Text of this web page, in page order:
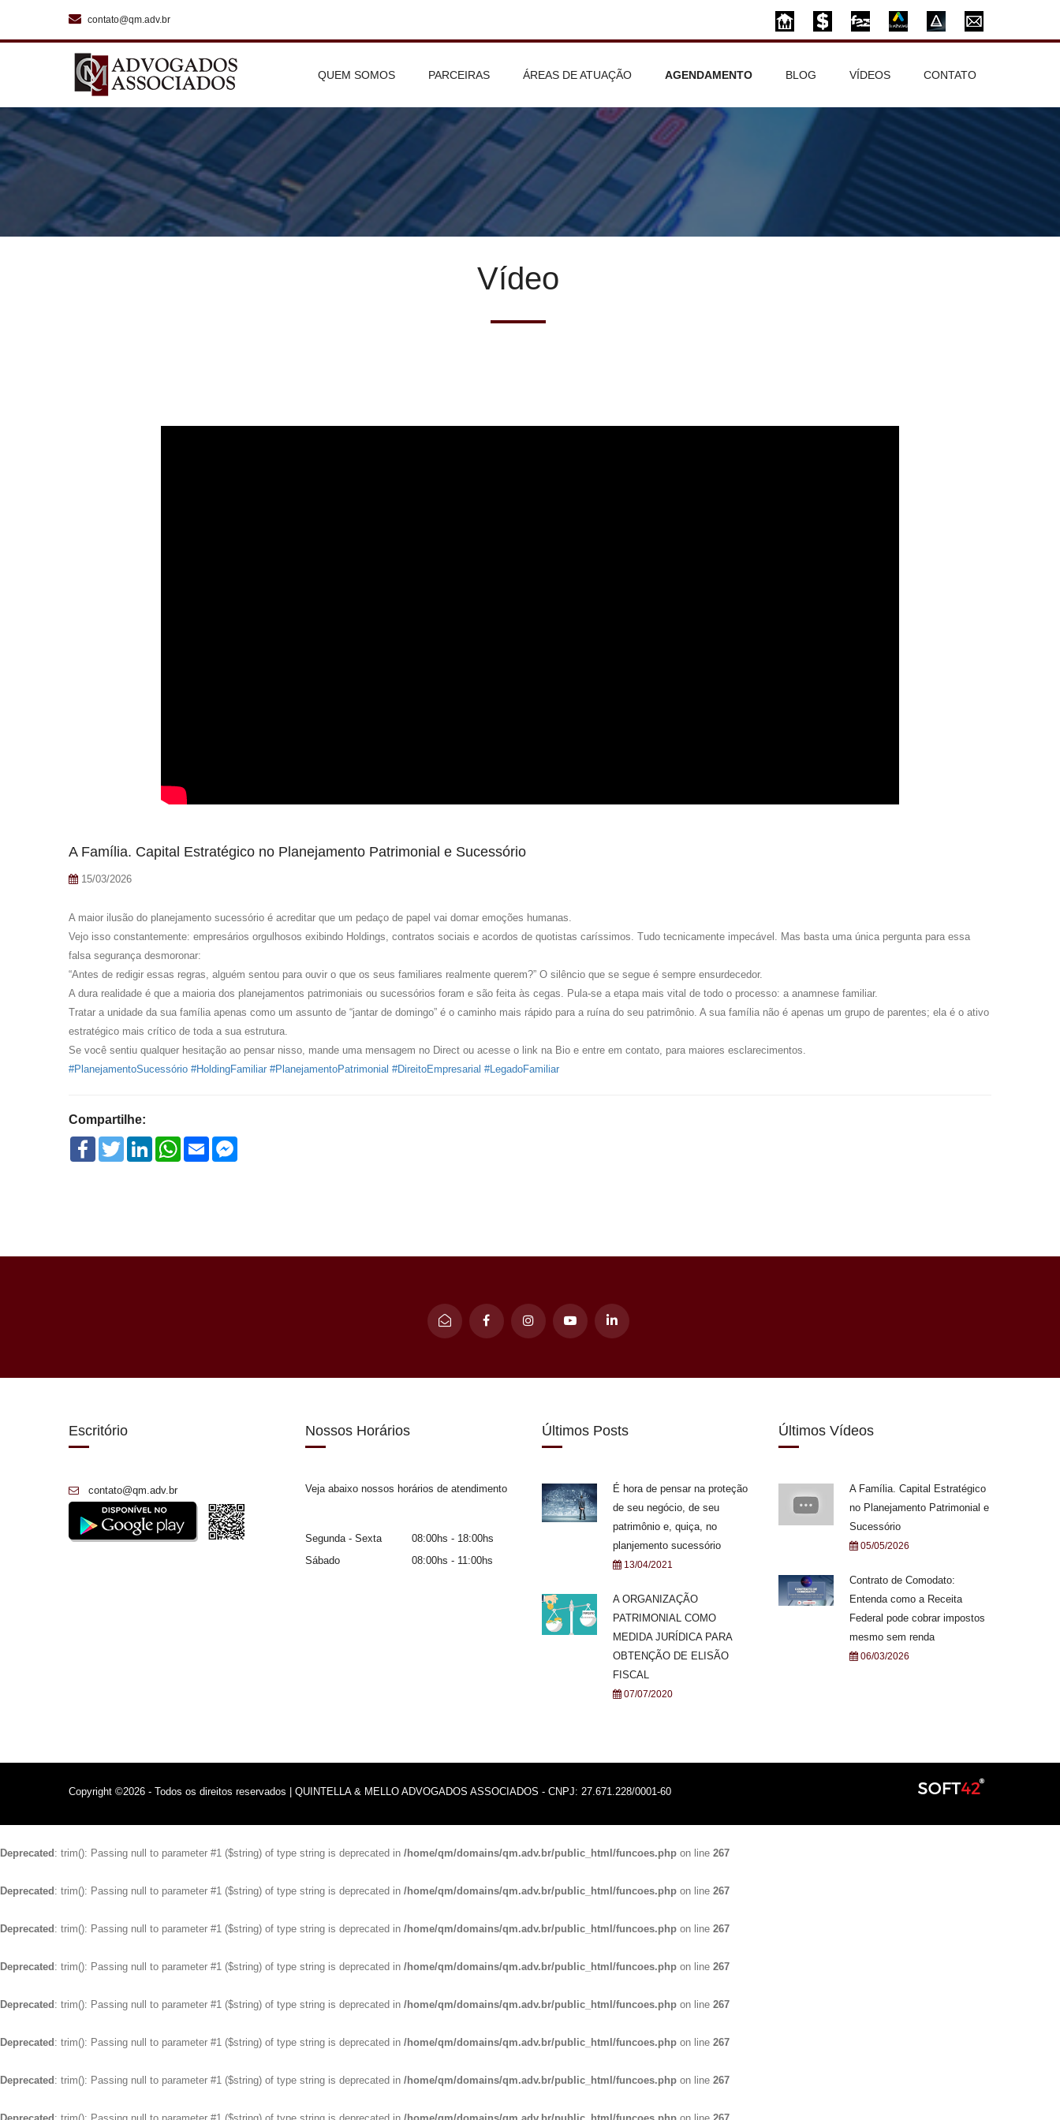
contato@qm.adv.br
QUEM SOMOS PARCEIRAS ÁREAS DE ATUAÇÃO AGENDAMENTO BLOG VÍDEOS CONTATO
Vídeo
A Família. Capital Estratégico no Planejamento Patrimonial e Sucessório
15/03/2026
A maior ilusão do planejamento sucessório é acreditar que um pedaço de papel vai domar emoções humanas.
Vejo isso constantemente: empresários orgulhosos exibindo Holdings, contratos sociais e acordos de quotistas caríssimos. Tudo tecnicamente impecável. Mas basta uma única pergunta para essa
falsa segurança desmoronar:
“Antes de redigir essas regras, alguém sentou para ouvir o que os seus familiares realmente querem?” O silêncio que se segue é sempre ensurdecedor.
A dura realidade é que a maioria dos planejamentos patrimoniais ou sucessórios foram e são feita às cegas. Pula-se a etapa mais vital de todo o processo: a anamnese familiar.
Tratar a unidade da sua família apenas como um assunto de “jantar de domingo” é o caminho mais rápido para a ruína do seu patrimônio. A sua família não é apenas um grupo de parentes; ela é o ativo
estratégico mais crítico de toda a sua estrutura.
Se você sentiu qualquer hesitação ao pensar nisso, mande uma mensagem no Direct ou acesse o link na Bio e entre em contato, para maiores esclarecimentos.
#PlanejamentoSucessório #HoldingFamiliar #PlanejamentoPatrimonial #DireitoEmpresarial #LegadoFamiliar
Compartilhe:
FacebookTwitter LinkedInWhatsApp
Email
Escritório
contato@qm.adv.br
Nossos Horários
Veja abaixo nossos horários de atendimento
Segunda - Sexta
08:00hs - 18:00hs
Sábado
08:00hs - 11:00hs
Últimos Posts
É hora de pensar na proteção
de seu negócio, de seu
patrimônio e, quiça, no
planjemento sucessório
13/04/2021
A ORGANIZAÇÃO
PATRIMONIAL COMO
MEDIDA JURÍDICA PARA
OBTENÇÃO DE ELISÃO
FISCAL
07/07/2020
Últimos Vídeos
A Família. Capital Estratégico
no Planejamento Patrimonial e
Sucessório
05/05/2026
Contrato de Comodato:
Entenda como a Receita
Federal pode cobrar impostos
mesmo sem renda
06/03/2026
Copyright ©2026 - Todos os direitos reservados | QUINTELLA & MELLO ADVOGADOS ASSOCIADOS - CNPJ: 27.671.228/0001-60
Deprecated : trim(): Passing null to parameter #1 ($string) of type string is deprecated in /home/qm/domains/qm.adv.br/public_html/funcoes.php on line 267
Deprecated : trim(): Passing null to parameter #1 ($string) of type string is deprecated in /home/qm/domains/qm.adv.br/public_html/funcoes.php on line 267
Deprecated : trim(): Passing null to parameter #1 ($string) of type string is deprecated in /home/qm/domains/qm.adv.br/public_html/funcoes.php on line 267
Deprecated : trim(): Passing null to parameter #1 ($string) of type string is deprecated in /home/qm/domains/qm.adv.br/public_html/funcoes.php on line 267
Deprecated : trim(): Passing null to parameter #1 ($string) of type string is deprecated in /home/qm/domains/qm.adv.br/public_html/funcoes.php on line 267
Deprecated : trim(): Passing null to parameter #1 ($string) of type string is deprecated in /home/qm/domains/qm.adv.br/public_html/funcoes.php on line 267
Deprecated : trim(): Passing null to parameter #1 ($string) of type string is deprecated in /home/qm/domains/qm.adv.br/public_html/funcoes.php on line 267